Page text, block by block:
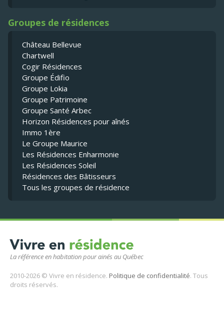
La référence en habitation pour ainés au Québec
2010-2026 © Vivre en résidence. Politique de confidentialité. Tous
droits réservés.
Groupes de résidences
Château Bellevue
Chartwell
Cogir Résidences
Groupe Édifio
Groupe Lokia
Groupe Patrimoine
Groupe Santé Arbec
Horizon Résidences pour aînés
Immo 1ère
Le Groupe Maurice
Les Résidences Enharmonie
Les Résidences Soleil
Résidences des Bâtisseurs
Tous les groupes de résidence